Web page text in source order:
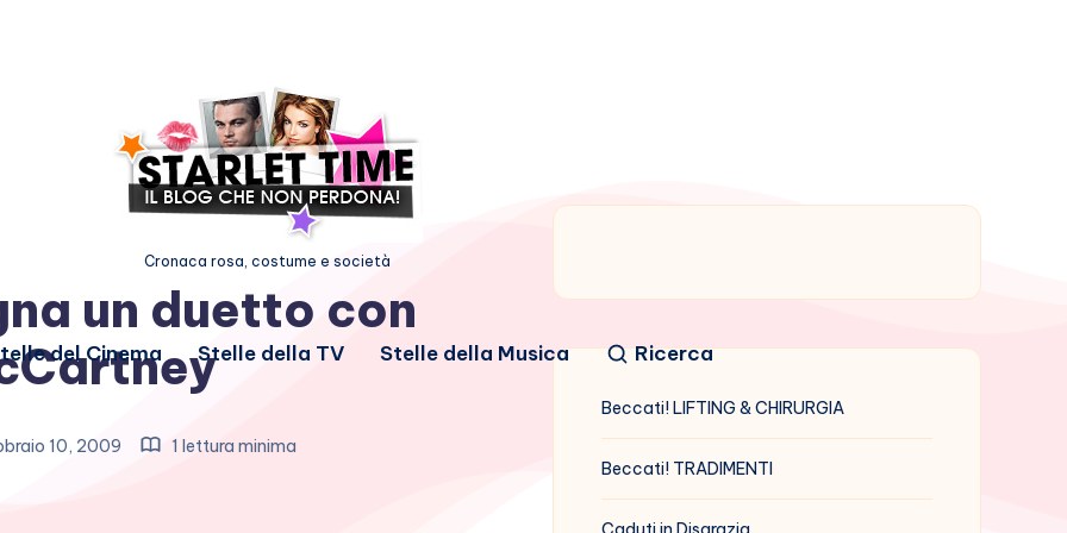
Cronaca rosa, costume e società
del Cinema Stelle della TV Stelle della Musica Ricerca
un duetto con
10, 2009 1 lettura minima
Beccati! LIFTING & CHIRURGIA
Beccati! TRADIMENTI